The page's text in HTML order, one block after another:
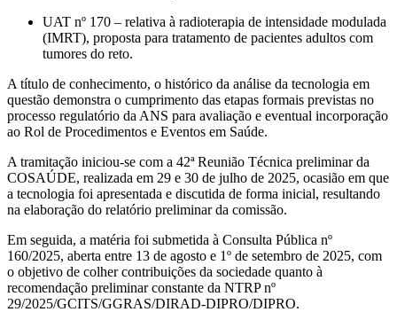
UAT nº 170 – relativa à radioterapia de intensidade modulada
(IMRT), proposta para tratamento de pacientes adultos com
tumores do reto.
A título de conhecimento, o histórico da análise da tecnologia em
questão demonstra o cumprimento das etapas formais previstas no
processo regulatório da ANS para avaliação e eventual incorporação
ao Rol de Procedimentos e Eventos em Saúde.
A tramitação iniciou-se com a 42ª Reunião Técnica preliminar da
COSAÚDE, realizada em 29 e 30 de julho de 2025, ocasião em que
a tecnologia foi apresentada e discutida de forma inicial, resultando
na elaboração do relatório preliminar da comissão.
Em seguida, a matéria foi submetida à Consulta Pública nº
160/2025, aberta entre 13 de agosto e 1º de setembro de 2025, com
o objetivo de colher contribuições da sociedade quanto à
recomendação preliminar constante da NTRP nº
29/2025/GCITS/GGRAS/DIRAD-DIPRO/DIPRO.